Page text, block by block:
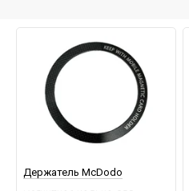
Держатель McDodo